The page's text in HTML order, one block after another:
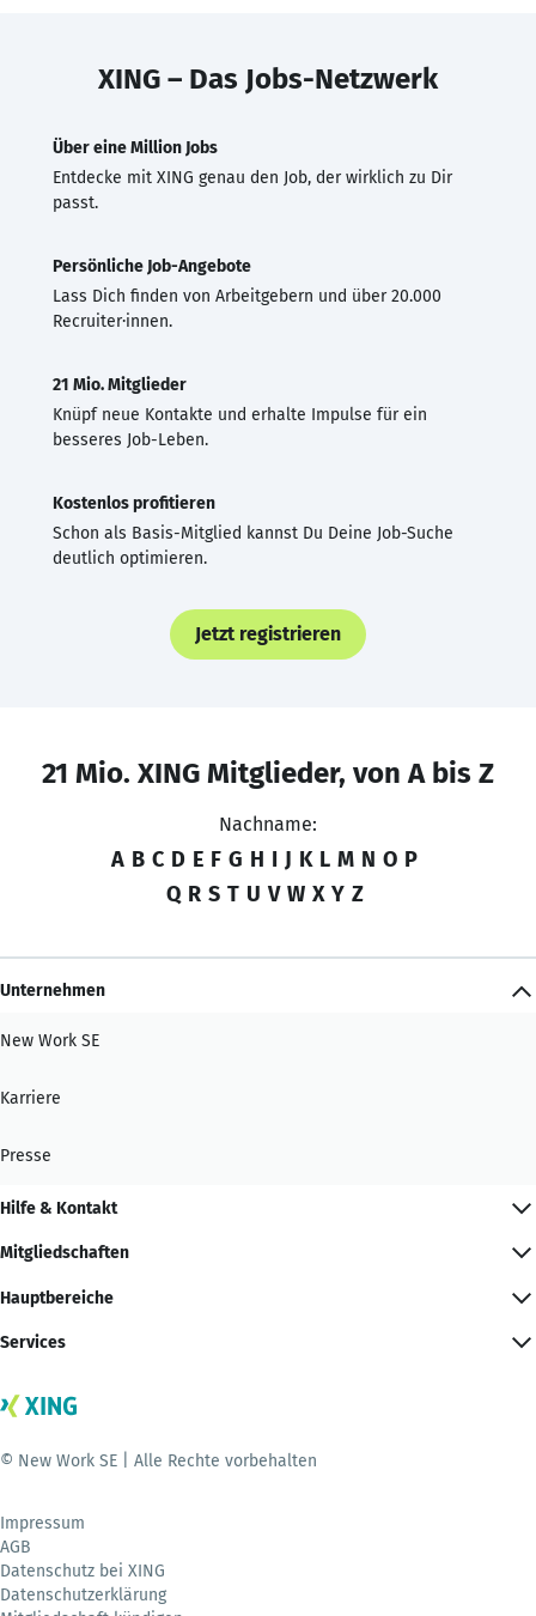
XING – Das Jobs-Netzwerk
Über eine Million Jobs
Entdecke mit XING genau den Job, der wirklich zu Dir
passt.
Persönliche Job-Angebote
Lass Dich finden von Arbeitgebern und über 20.000
Recruiter·innen.
21 Mio. Mitglieder
Knüpf neue Kontakte und erhalte Impulse für ein
besseres Job-Leben.
Kostenlos profitieren
Schon als Basis-Mitglied kannst Du Deine Job-Suche
deutlich optimieren.
Jetzt registrieren
21 Mio. XING Mitglieder, von A bis Z
Nachname:
A B C D E F G H I J K L M N O P
Q R S T U V W X Y Z
Unternehmen
New Work SE
Karriere
Presse
Hilfe & Kontakt
Mitgliedschaften
Hauptbereiche
Services
© New Work SE | Alle Rechte vorbehalten
Impressum
AGB
Datenschutz bei XING
Datenschutzerklärung